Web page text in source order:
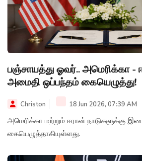
பஞ்சாயத்து ஓவர்.. அமெரிக்கா
அமைதி ஒப்பந்தம் கையெழுத்து!
Christon 18 Jun 2026, 07:39 AM
அமெரிக்கா மற்றும் ஈரான் நாடுகளுக்கு
கையெழுத்தாகியுள்ளது.